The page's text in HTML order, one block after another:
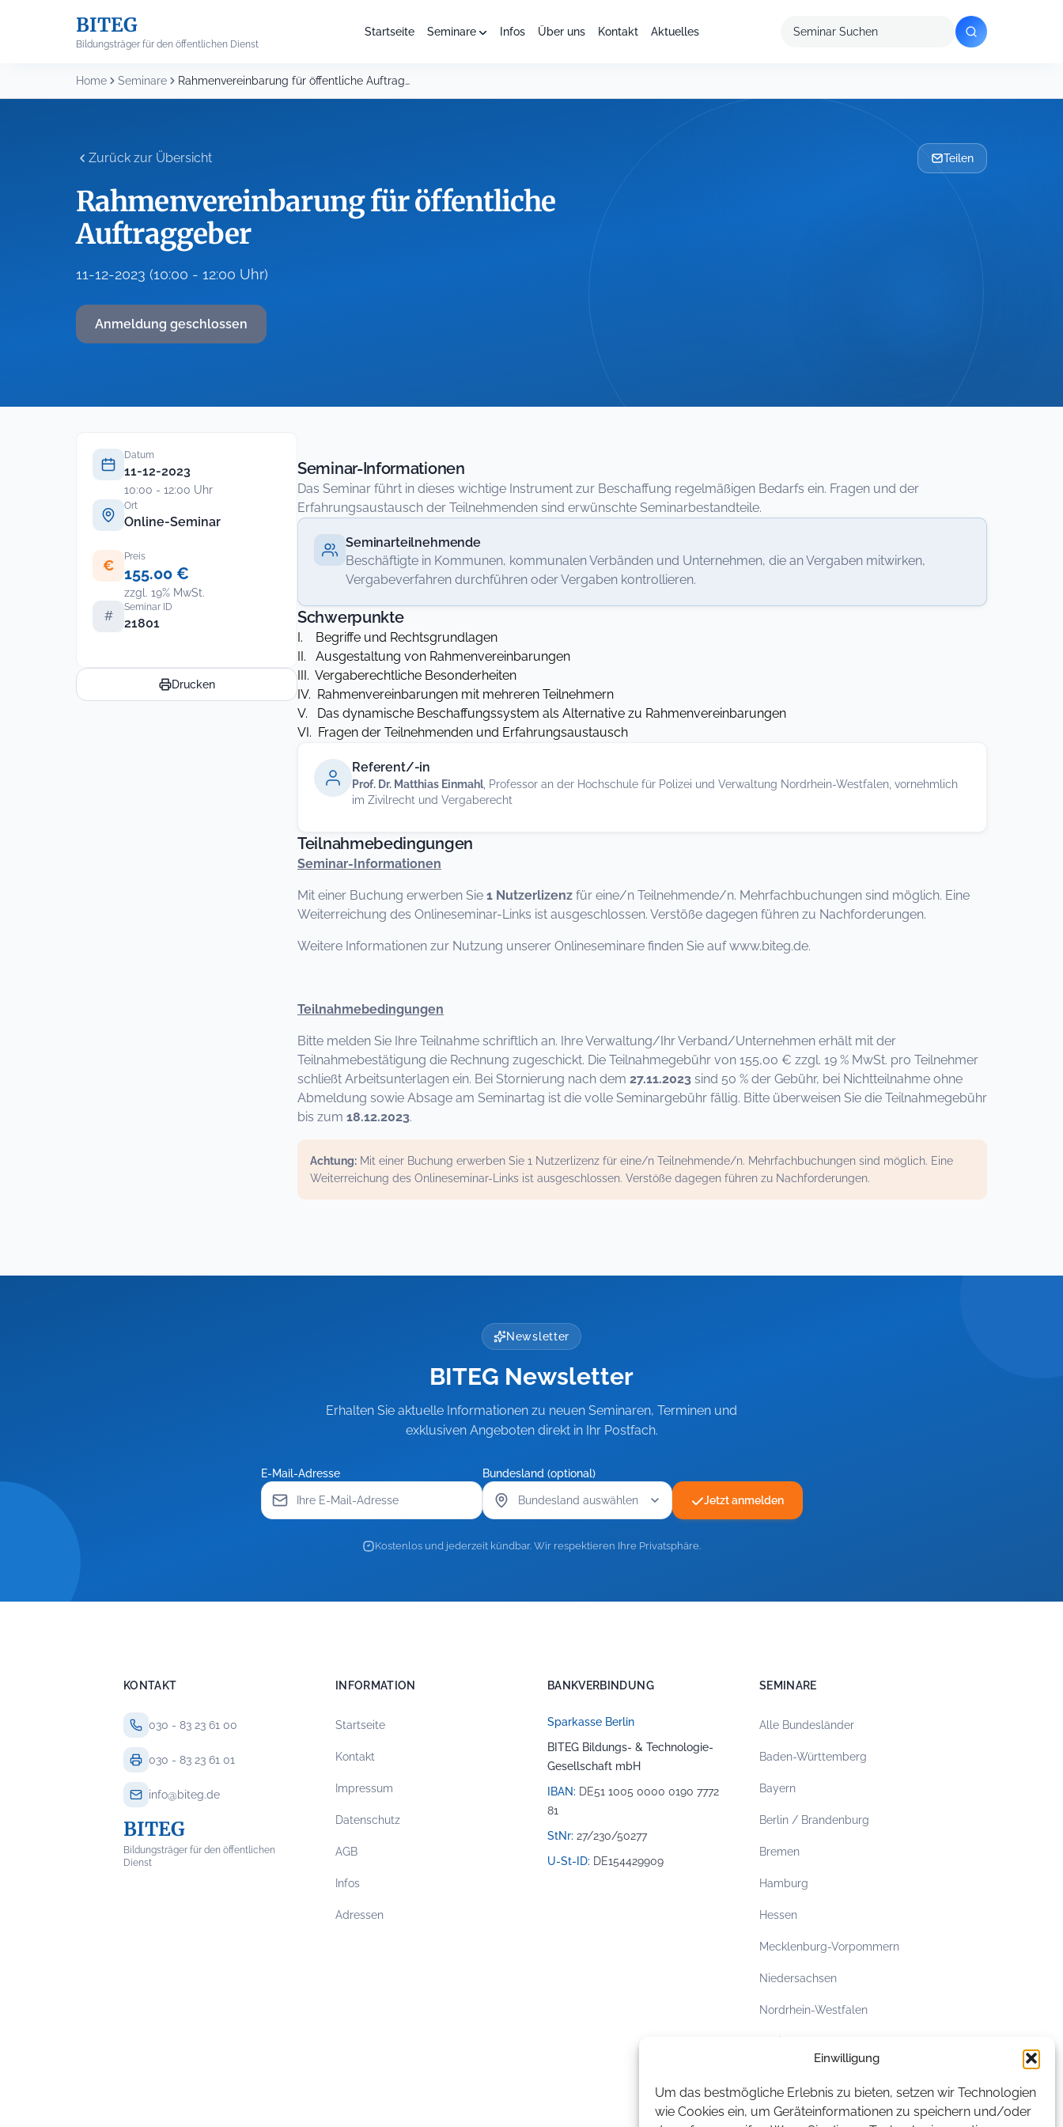
Einwilligung
Um das bestmögliche Erlebnis zu bieten, setzen wir Technologien
wie Cookies ein, um Geräteinformationen zu speichern und/oder
BITEG
Bildungsträger für den öffentlichen Dienst
Startseite Seminare Infos Über uns Kontakt Aktuelles
Seminar
Home Seminare Rahmenvereinbarung für öffentliche Auftraggeber
Zurück zur Übersicht Teilen
Rahmenvereinbarung für öffentliche
Auftraggeber
11-12-2023 (10:00 - 12:00 Uhr)
Anmeldung geschlossen
Datum
11-12-2023
10:00 - 12:00 Uhr
Ort
Online-Seminar
€
Preis
155.00 €
zzgl. 19% MwSt.
#
Seminar ID
21801
Drucken
Seminar-Informationen
Das Seminar führt in dieses wichtige Instrument zur Beschaffung regelmäßigen Bedarfs ein. Fragen und der
Erfahrungsaustausch der Teilnehmenden sind erwünschte Seminarbestandteile.
Seminarteilnehmende
Beschäftigte in Kommunen, kommunalen Verbänden und Unternehmen, die an Vergaben mitwirken,
Vergabeverfahren durchführen oder Vergaben kontrollieren.
Schwerpunkte
I. Begriffe und Rechtsgrundlagen
II. Ausgestaltung von Rahmenvereinbarungen
III. Vergaberechtliche Besonderheiten
IV. Rahmenvereinbarungen mit mehreren Teilnehmern
V. Das dynamische Beschaffungssystem als Alternative zu Rahmenvereinbarungen
VI. Fragen der Teilnehmenden und Erfahrungsaustausch
Referent/-in
Prof. Dr. Matthias Einmahl, Professor an der Hochschule für Polizei und Verwaltung Nordrhein-Westfalen, vornehmlich
im Zivilrecht und Vergaberecht
Teilnahmebedingungen
Seminar-Informationen
Mit einer Buchung erwerben Sie 1 Nutzerlizenz für eine/n Teilnehmende/n. Mehrfachbuchungen sind möglich. Eine
Weiterreichung des Onlineseminar-Links ist ausgeschlossen. Verstöße dagegen führen zu Nachforderungen.
Weitere Informationen zur Nutzung unserer Onlineseminare finden Sie auf www.biteg.de.
Teilnahmebedingungen
Bitte melden Sie Ihre Teilnahme schriftlich an. Ihre Verwaltung/Ihr Verband/Unternehmen erhält mit der
Teilnahmebestätigung die Rechnung zugeschickt. Die Teilnahmegebühr von 155,00 € zzgl. 19 % MwSt. pro Teilnehmer
schließt Arbeitsunterlagen ein. Bei Stornierung nach dem 27.11.2023 sind 50 % der Gebühr, bei Nichtteilnahme ohne
Abmeldung sowie Absage am Seminartag ist die volle Seminargebühr fällig. Bitte überweisen Sie die Teilnahmegebühr
bis zum 18.12.2023.
Achtung: Mit einer Buchung erwerben Sie 1 Nutzerlizenz für eine/n Teilnehmende/n. Mehrfachbuchungen sind möglich. Eine
Weiterreichung des Onlineseminar-Links ist ausgeschlossen. Verstöße dagegen führen zu Nachforderungen.
Newsletter
BITEG Newsletter
Erhalten Sie aktuelle Informationen zu neuen Seminaren, Terminen und
exklusiven Angeboten direkt in Ihr Postfach.
E-Mail-Adresse Bundesland (optional)
Jetzt anmelden
Kostenlos und jederzeit kündbar. Wir respektieren Ihre Privatsphäre.
KONTAKT
030 - 83 23 61 00
030 - 83 23 61 01
info@biteg.de
BITEG
Bildungsträger für den öffentlichen
Dienst
INFORMATION
Startseite
Kontakt
Impressum
Datenschutz
AGB
Infos
Adressen
BANKVERBINDUNG
Sparkasse Berlin
BITEG Bildungs- & Technologie-
Gesellschaft mbH
IBAN: DE51 1005 0000 0190 7772
81
StNr: 27/230/50277
U-St-ID: DE154429909
SEMINARE
Alle Bundesländer
Baden-Württemberg
Bayern
Berlin / Brandenburg
Bremen
Hamburg
Hessen
Mecklenburg-Vorpommern
Niedersachsen
Nordrhein-Westfalen
Sachsen